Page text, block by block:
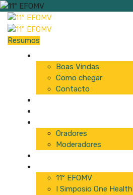
Resumos
Boas Vindas
Como chegar
Contacto
Oradores
Moderadores
11º EFOMV
I Simposio One Health